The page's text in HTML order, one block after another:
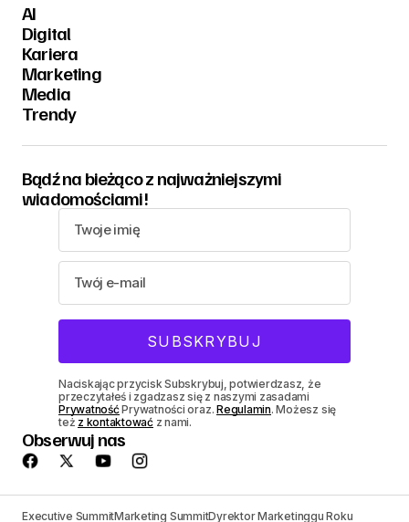
AI
Digital
Kariera
Marketing
Media
Trendy
Bądź na bieżąco z najważniejszymi
wiadomościami!
Naciskając przycisk Subskrybuj, potwierdzasz, że
przeczytałeś i zgadzasz się z naszymi zasadami
PrywatnośćPrywatności oraz.Regulamin. Możesz się
też z kontaktowaćz nami.
Obserwuj nas
Executive SummitMarketing SummitDyrektor Marketinggu Roku